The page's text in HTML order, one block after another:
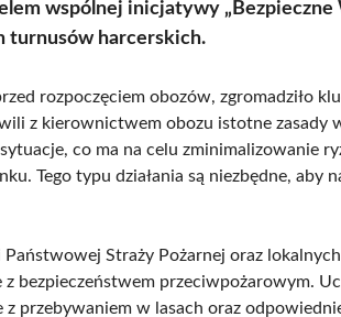
wspólnej inicjatywy „Bezpieczne
turnusów harcerskich.
rozpoczęciem obozów, zgromadziło
z kierownictwem obozu istotne zasady
co ma na celu zminimalizowanie
Tego typu działania są niezbędne, aby
Straży Pożarnej oraz
bezpieczeństwem przeciwpożarowym.
z przebywaniem w lasach oraz